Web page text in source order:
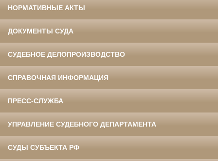
НОРМАТИВНЫЕ АКТЫ
ДОКУМЕНТЫ СУДА
СУДЕБНОЕ ДЕЛОПРОИЗВОДСТВО
СПРАВОЧНАЯ ИНФОРМАЦИЯ
ПРЕСС-СЛУЖБА
УПРАВЛЕНИЕ СУДЕБНОГО ДЕПАРТАМЕНТА
СУДЫ СУБЪЕКТА РФ